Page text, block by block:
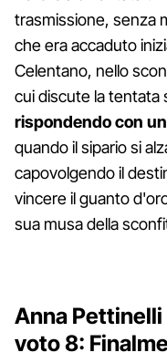
trasmissione, senza
che era accaduto
Celentano, nello
cui discute la tentata
rispondendo con
quando il sipario si
capovolgendo il
vincere il guanto
sua musa della
Anna Pettinelli
voto 8: